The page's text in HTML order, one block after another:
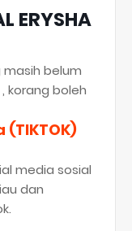
ERYSHA
belum
korang boleh
media sosial
dan